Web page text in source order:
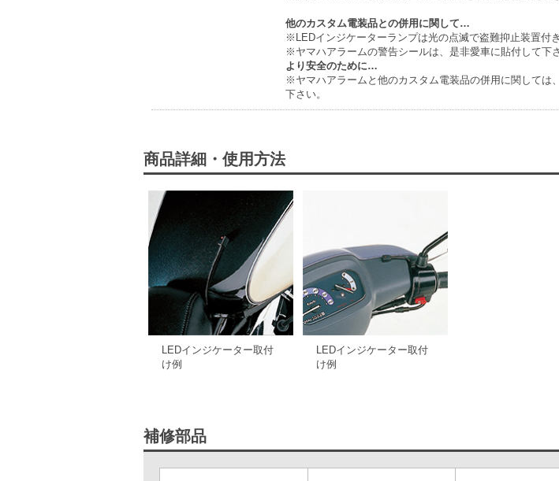
他のカスタム電装品との併用に関して…
※LEDインジケーターランプは光の点滅で盗難抑止装置付
※ヤマハアラームの警告シールは、是非愛車に貼付して下
より安全のために…
※ヤマハアラームと他のカスタム電装品の併用に関しては
下さい。
商品詳細・使用方法
LEDインジケーター取付
け例
LEDインジケーター取付
け例
補修部品